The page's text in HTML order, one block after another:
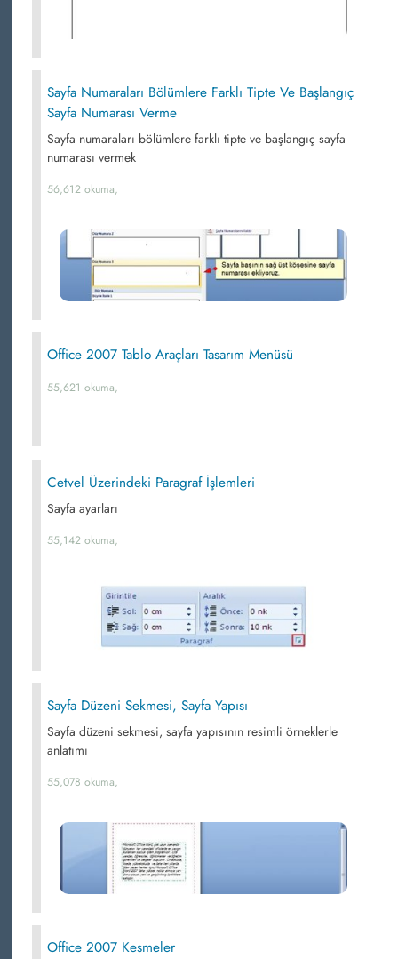
Sayfa Numaraları Bölümlere Farklı Tipte Ve Başlangıç
Sayfa Numarası Verme
Sayfa numaraları bölümlere farklı tipte ve başlangıç sayfa
numarası vermek
56,612 okuma,
Office 2007 Tablo Araçları Tasarım Menüsü
55,621 okuma,
Cetvel Üzerindeki Paragraf İşlemleri
Sayfa ayarları
55,142 okuma,
Sayfa Düzeni Sekmesi, Sayfa Yapısı
Sayfa düzeni sekmesi, sayfa yapısının resimli örneklerle
anlatımı
55,078 okuma,
Office 2007 Kesmeler